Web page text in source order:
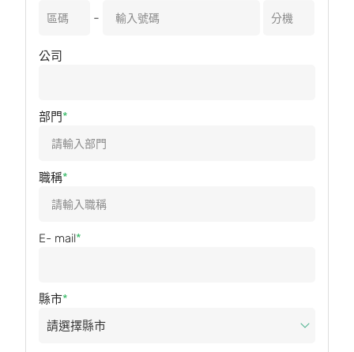
-
公司
部門
職稱
E- mail
縣市